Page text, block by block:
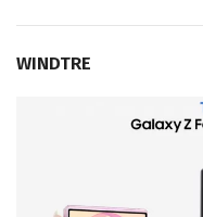
WINDTRE